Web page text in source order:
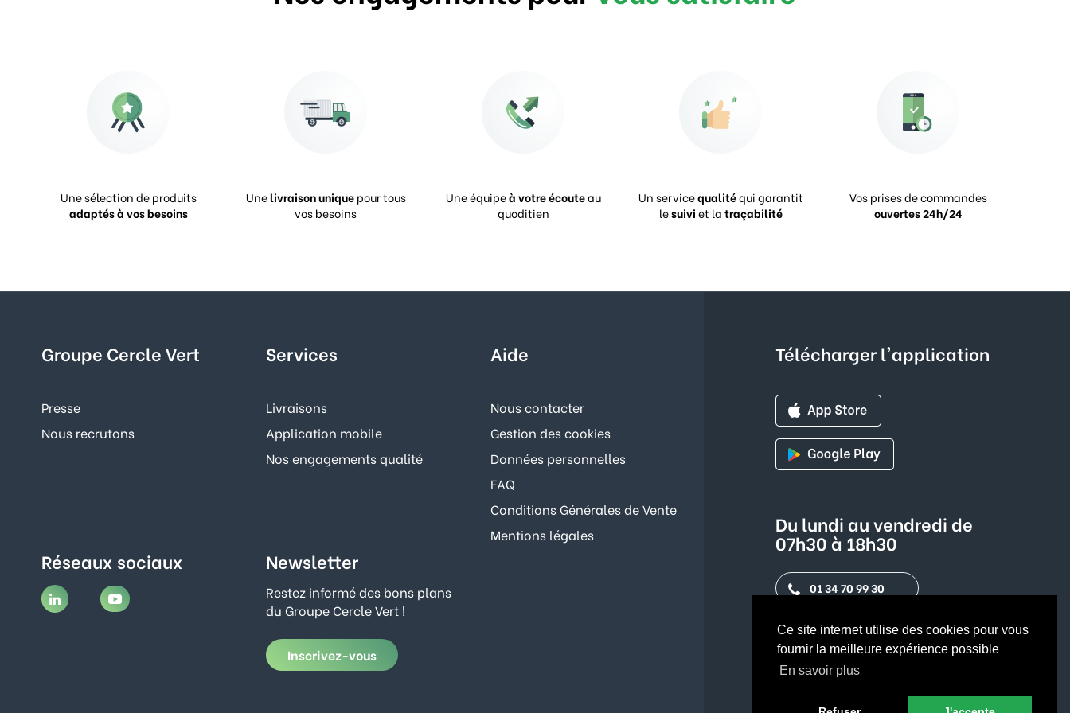
Ce site internet utilise des cookies pour vous
fournir la meilleure expérience possible
En savoir plus
Une sélection de produits
adaptés à vos besoins
Unelivraison uniquepour tous
vos besoins
Une équipeà votre écouteau
quoditien
Un servicequalitéqui garantit
lesuiviet latraçabilité
Vos prises de commandes
ouvertes 24h/24
Groupe Cercle Vert
Presse
Nous recrutons
Services
Livraisons
Application mobile
Nos engagements qualité
Aide
Nous contacter
Gestion des cookies
Données personnelles
FAQ
Conditions Générales de Vente
Mentions légales
Réseaux sociaux Newsletter
Restez informé des bons plans
du Groupe Cercle Vert !
Inscrivez-vous
Télécharger l'application
Du lundi au vendredi de
07h30 à 18h30
01 34 70 99 30
Contact par mail